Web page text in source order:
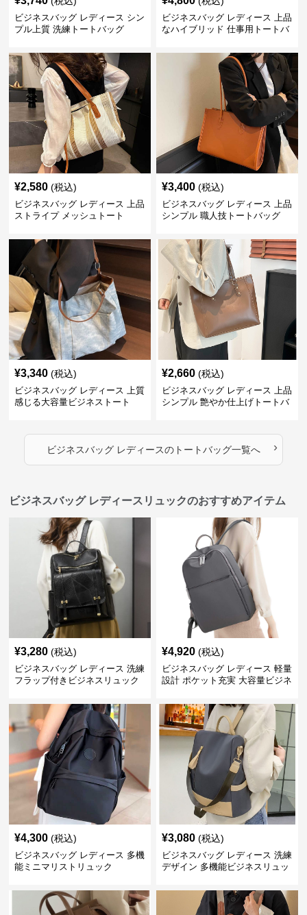
ビジネスバッグ レディース シン
プル上質 洗練トートバッグ
ビジネスバッグ レディース 上品
なハイブリッド 仕事用トートバ
¥2,580 (税込)
ビジネスバッグ レディース 上品
ストライプ メッシュトート
¥3,400 (税込)
ビジネスバッグ レディース 上品
シンプル 職人技トートバッグ
¥3,340 (税込)
ビジネスバッグ レディース 上質
感じる大容量ビジネストート
¥2,660 (税込)
ビジネスバッグ レディース 上品
シンプル 艶やか仕上げトートバ
ビジネスバッグ レディースのトートバッグ一覧へ ›
ビジネスバッグ レディースリュックのおすすめアイテム
¥3,280 (税込)
ビジネスバッグ レディース 洗練
フラップ付きビジネスリュック
¥4,920 (税込)
ビジネスバッグ レディース 軽量
設計 ポケット充実 大容量ビジネ
¥4,300 (税込)
ビジネスバッグ レディース 多機
能ミニマリストリュック
¥3,080 (税込)
ビジネスバッグ レディース 洗練
デザイン 多機能ビジネスリュッ